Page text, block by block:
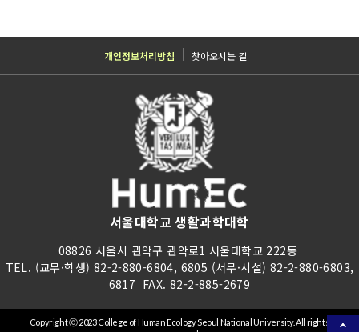
개인정보처리방침 찾아오시는 길
서울대학교 생활과학대학
08826 서울시 관악구 관악로1 서울대학교 222동
TEL. (교무·학생) 82-2-880-6804, 6805 (서무·시설) 82-2-880-6803,
6817 FAX. 82-2-885-2679
Copyright ⓒ 2023 College of Human Ecology Seoul National University. All rights